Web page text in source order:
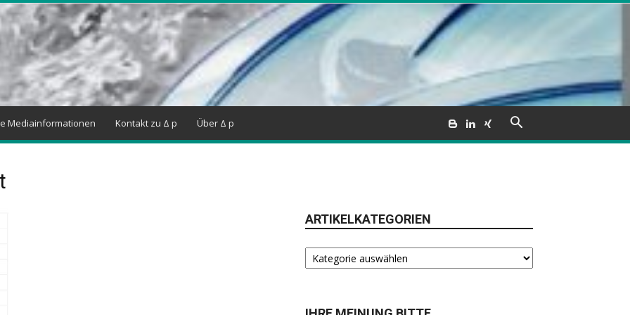
Mediainformationen Kontakt zu Δ p Über Δ p
ARTIKELKATEGORIEN
Artikelkategorien